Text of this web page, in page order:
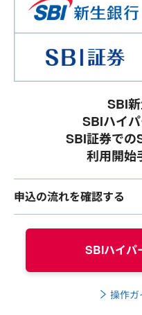
SBI
SBIハイパ
SBI証券での
利用開始
申込の流れを確認する
SBIハイパ
操作ガ